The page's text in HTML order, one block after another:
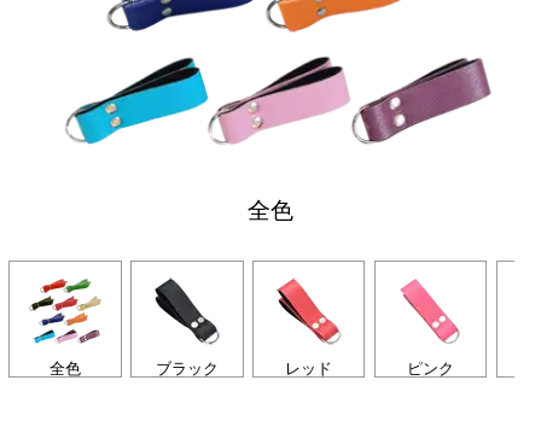
全色
全色 ブラック レッド ピンク